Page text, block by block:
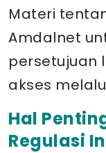
Materi
Amdalnet
persetujuan
akses
Hal
Regulasi